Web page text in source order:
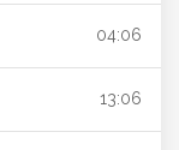
04:06
13:06